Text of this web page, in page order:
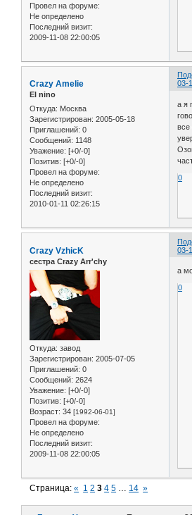
Провел на форуме:
Не определено
Последний визит:
2009-11-08 22:00:05
03-
Crazy Amelie
El nino
Откуда: Москва
Зарегистрирован: 2005-05-18
Приглашений: 0
Сообщений: 1148
Уважение: [+0/-0]
Позитив: [+0/-0]
Провел на форуме:
Не определено
Последний визит:
2010-01-11 02:26:15
а я
все
0
03-
Crazy VzhicK
сестра Crazy Arr'chy
Откуда: завод
Зарегистрирован: 2005-07-05
Приглашений: 0
Сообщений: 2624
Уважение: [+0/-0]
Позитив: [+0/-0]
Возраст: 34 [1992-06-01]
Провел на форуме:
Не определено
Последний визит:
2009-11-08 22:00:05
а
0
Страница:« 1 2 3 4 5 … 14 »